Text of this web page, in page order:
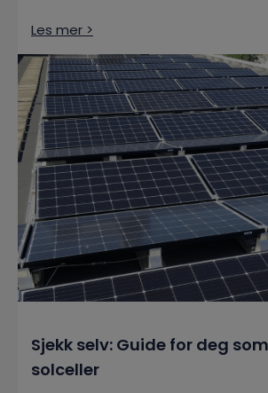
Les mer >
Sjekk selv: Guide for deg
solceller